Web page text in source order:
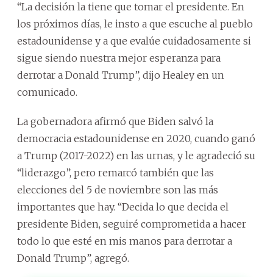
“La decisión la tiene que tomar el presidente. En
los próximos días, le insto a que escuche al pueblo
estadounidense y a que evalúe cuidadosamente si
sigue siendo nuestra mejor esperanza para
derrotar a Donald Trump”, dijo Healey en un
comunicado.
La gobernadora afirmó que Biden salvó la
democracia estadounidense en 2020, cuando ganó
a Trump (2017-2022) en las urnas, y le agradeció su
“liderazgo”, pero remarcó también que las
elecciones del 5 de noviembre son las más
importantes que hay. “Decida lo que decida el
presidente Biden, seguiré comprometida a hacer
todo lo que esté en mis manos para derrotar a
Donald Trump”, agregó.